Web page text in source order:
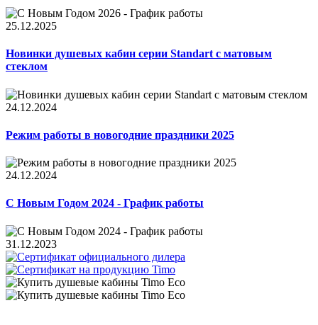
25.12.2025
Новинки душевых кабин серии Standart с матовым
стеклом
24.12.2024
Режим работы в новогодние праздники 2025
24.12.2024
С Новым Годом 2024 - График работы
31.12.2023